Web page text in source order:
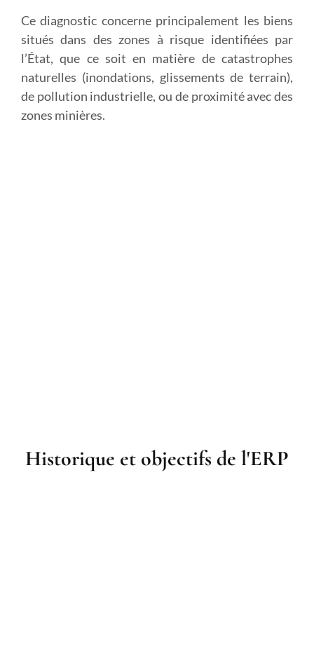
Ce diagnostic concerne principalement les biens
situés dans des zones à risque identifiées par
l’État, que ce soit en matière de catastrophes
naturelles (inondations, glissements de terrain),
de pollution industrielle, ou de proximité avec des
zones minières.
Historique et objectifs de l'ERP